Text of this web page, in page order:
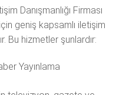
Danışmanlığı Firması
geniş kapsamlı iletişim
Bu hizmetler şunlardır:
Yayınlama